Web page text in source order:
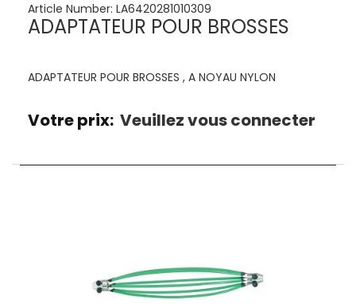
Article Number: LA6420281010309
ADAPTATEUR POUR BROSSES
ADAPTATEUR POUR BROSSES , A NOYAU NYLON
Votre prix: Veuillez vous connecter